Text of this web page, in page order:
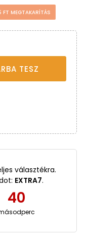
FT MEGTAKARÍTÁS
TESZ
választékra.
EXTRA7.
39